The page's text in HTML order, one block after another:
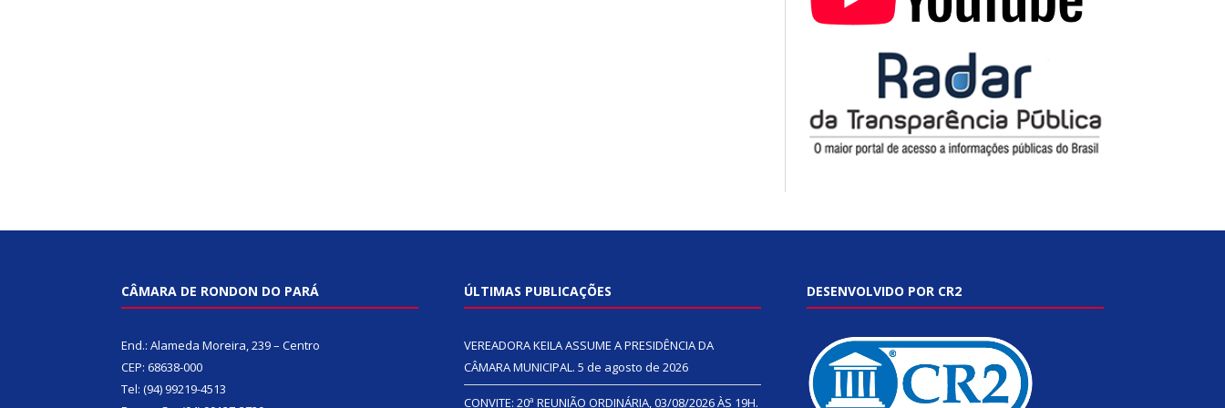
CÂMARA DE RONDON DO PARÁ
End.: Alameda Moreira, 239 – Centro
CEP: 68638-000
Tel: (94) 99219-4513
ÚLTIMAS PUBLICAÇÕES
VEREADORA KEILA ASSUME A PRESIDÊNCIA DA
CÂMARA MUNICIPAL. 5 de agosto de 2026
CONVITE: 20ª REUNIÃO ORDINÁRIA, 03/08/2026 ÀS 19H.
DESENVOLVIDO POR CR2